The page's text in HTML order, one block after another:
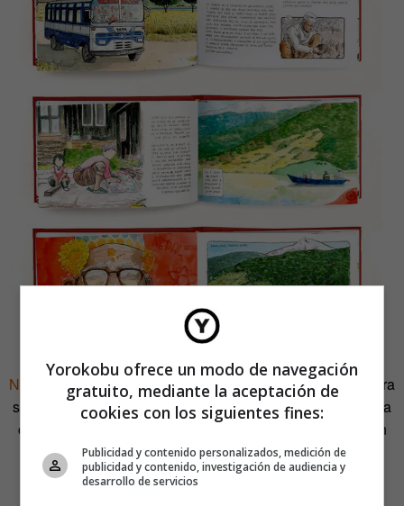
NEPAL! The Art Bookconstará de dos ediciones. La primera
será un libro de papel que solo estará disponible durante la
campaña de crowdfunding. La segunda, la digital, será un
ebook gratuito «que repartiré a agencias de viaje, blogs,
etc… para mostrar las maravillas de Nepal como destino
Yorokobu ofrece un modo de navegación
gratuito, mediante la aceptación de
cookies con los siguientes fines:
Publicidad y contenido personalizados, medición de
publicidad y contenido, investigación de audiencia y
desarrollo de servicios